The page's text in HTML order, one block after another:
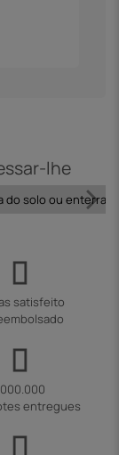
lhe
do solo ou
satisfeito
entregues